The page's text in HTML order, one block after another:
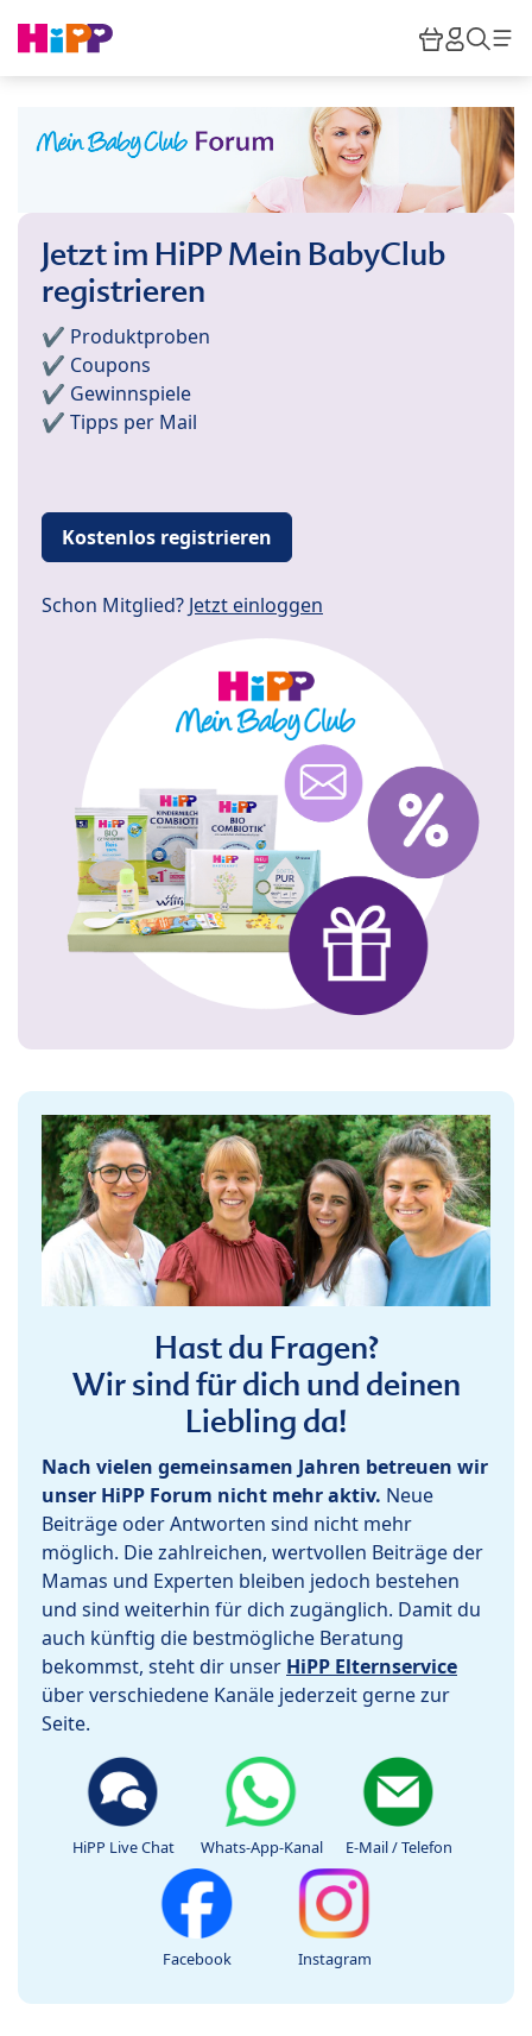
HiPP
Jetzt im HiPP Mein BabyClub
registrieren
✔️ Produktproben
✔️ Coupons
✔️ Gewinnspiele
✔️ Tipps per Mail
Kostenlos registrieren
Schon Mitglied? Jetzt einloggen
Hast du Fragen?
Wir sind für dich und deinen
Liebling da!
Nach vielen gemeinsamen Jahren betreuen wir
unser HiPP Forum nicht mehr aktiv. Neue
Beiträge oder Antworten sind nicht mehr
möglich. Die zahlreichen, wertvollen Beiträge der
Mamas und Experten bleiben jedoch bestehen
und sind weiterhin für dich zugänglich. Damit du
auch künftig die bestmögliche Beratung
bekommst, steht dir unser HiPP Elternservice
über verschiedene Kanäle jederzeit gerne zur
Seite.
HiPP Live Chat Whats-App-Kanal E-Mail / Telefon
Facebook Instagram